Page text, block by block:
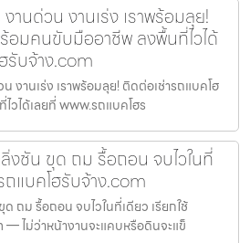
านด่วน งานเร่ง เราพร้อมลุย!
อมคนขับมืออาชีพ ลงพื้นที่ไวได้
รับจ้าง.com
งานเร่ง เราพร้อมลุย! ติดต่อเช่ารถแบคโฮ
ได้เลยที่ www.รถแบคโฮร
งชัน ขุด ถม รื้อถอน จบไวในที่
ถแบคโฮรับจ้าง.com
ถม รื้อถอน จบไวในที่เดียว เรียกใช้
ไม่ว่าหน้างานจะแคบหรือดินจะแข็